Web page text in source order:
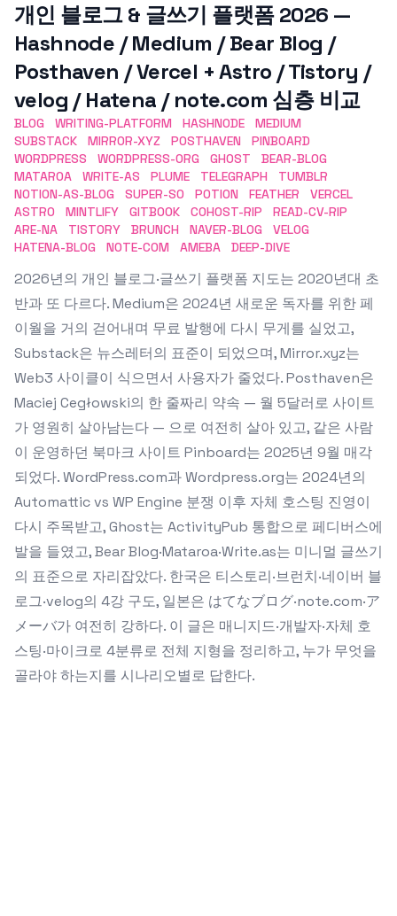
개인 블로그 & 글쓰기 플랫폼 2026 —
Hashnode / Medium / Bear Blog /
Posthaven / Vercel + Astro / Tistory /
velog / Hatena / note.com 심층 비교
BLOG WRITING-PLATFORM HASHNODE
MEDIUM
SUBSTACK
MIRROR-XYZ POSTHAVEN
PINBOARD
WORDPRESS
WORDPRESS-ORG GHOST
BEAR-BLOG
MATAROA
WRITE-AS PLUME TELEGRAPH
TUMBLR
NOTION-AS-BLOG
SUPER-SO POTION FEATHER
VERCEL
ASTRO
MINTLIFY GITBOOK COHOST-RIP
READ-CV-RIP
ARE-NA
TISTORY BRUNCH NAVER-BLOG
VELOG
HATENA-BLOG
NOTE-COM AMEBA DEEP-DIVE
2026년의 개인 블로그·글쓰기 플랫폼 지도는 2020년대 초
반과 또 다르다. Medium은 2024년 새로운 독자를 위한 페
이월을 거의 걷어내며 무료 발행에 다시 무게를 실었고,
Substack은 뉴스레터의 표준이 되었으며, Mirror.xyz는
Web3 사이클이 식으면서 사용자가 줄었다. Posthaven은
Maciej Cegłowski의 한 줄짜리 약속 — 월 5달러로 사이트
가 영원히 살아남는다 — 으로 여전히 살아 있고, 같은 사람
이 운영하던 북마크 사이트 Pinboard는 2025년 9월 매각
되었다. WordPress.com과 Wordpress.org는 2024년의
Automattic vs WP Engine 분쟁 이후 자체 호스팅 진영이
다시 주목받고, Ghost는 ActivityPub 통합으로 페디버스에
발을 들였고, Bear Blog·Mataroa·Write.as는 미니멀 글쓰기
의 표준으로 자리잡았다. 한국은 티스토리·브런치·네이버 블
로그·velog의 4강 구도, 일본은 はてなブログ·note.com·ア
メーバ가 여전히 강하다. 이 글은 매니지드·개발자·자체 호
스팅·마이크로 4분류로 전체 지형을 정리하고, 누가 무엇을
골라야 하는지를 시나리오별로 답한다.